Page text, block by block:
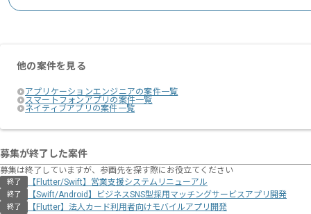
他の案件を見る
アプリケーションエンジニアの案件一覧
スマートフォンアプリの案件一覧
ネイティブアプリの案件一覧
募集が終了した案件
募集は終了していますが、参画先を探す際にお役立てください
終了 【Flutter/Swift】営業支援システムリニューアル
終了 【Swift/Android】ビジネスSNS型採用マッチングサービスアプリ開発
終了 【Flutter】法人カード利用者向けモバイルアプリ開発